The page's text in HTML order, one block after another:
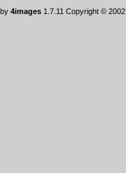
4images 1.7.11 Copyright ©